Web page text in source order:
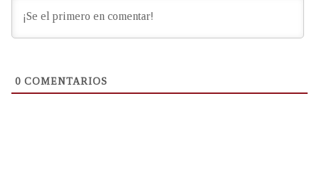
0 COMENTARIOS